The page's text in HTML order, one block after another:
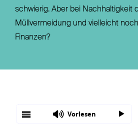
schwierig. Aber bei Nachhaltigkeit
Müllvermeidung und vielleicht
Finanzen?
Vorlesen